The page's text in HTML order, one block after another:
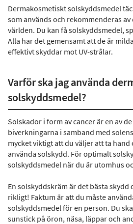
Dermakosmetiskt solskyddsmedel
som används och rekommenderas
världen. Du kan få solskyddsmedel,
Alla har det gemensamt att de är
effektivt skyddar mot UV-strålar.
Varför ska jag använda
solskyddsmedel?
Solskador i form av cancer är en av
biverkningarna i samband med
mycket viktigt att du väljer att ta
använda solskydd. För optimalt
solskyddsmedel när du är utomhus
En solskyddskräm är det bästa skydd
rikligt! Faktum är att du måste
solskyddsmedel för en person. Du
sunstick på öron, näsa, läppar och